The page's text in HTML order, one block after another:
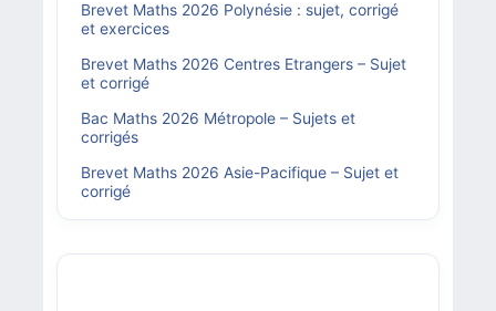
Brevet Maths 2026 Polynésie : sujet, corrigé
et exercices
Brevet Maths 2026 Centres Etrangers – Sujet
et corrigé
Bac Maths 2026 Métropole – Sujets et
corrigés
Brevet Maths 2026 Asie-Pacifique – Sujet et
corrigé